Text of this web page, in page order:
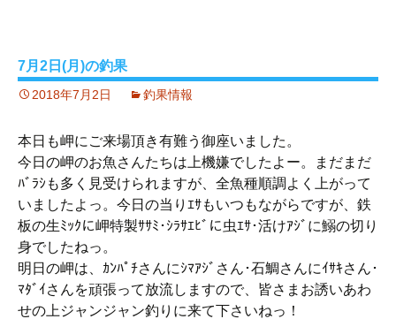
7月2日(月)の釣果
2018年7月2日 釣果情報
本日も岬にご来場頂き有難う御座いました。
今日の岬のお魚さんたちは上機嫌でしたよー。まだまだ
ﾊﾞﾗｼも多く見受けられますが、全魚種順調よく上がって
いましたよっ。今日の当りｴｻもいつもながらですが、鉄
板の生ﾐｯｸに岬特製ｻｻﾐ･ｼﾗｻｴﾋﾞに虫ｴｻ･活けｱｼﾞに鰯の切り
身でしたねっ。
明日の岬は、ｶﾝﾊﾟﾁさんにｼﾏｱｼﾞさん･石鯛さんにｲｻｷさん･
ﾏﾀﾞｲさんを頑張って放流しますので、皆さまお誘いあわ
せの上ジャンジャン釣りに来て下さいねっ！